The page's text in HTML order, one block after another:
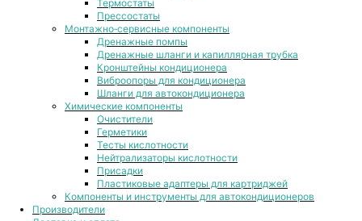
Термостаты
Прессостаты
Монтажно‑сервисные компоненты
Дренажные помпы
Дренажные шланги и капиллярная трубка
Кронштейны кондиционера
Виброопоры для кондиционера
Шланги для автокондиционера
Химические компоненты
Очистители
Герметики
Тесты кислотности
Нейтрализаторы кислотности
Присадки
Пластиковые адаптеры для картриджей
Компоненты и инструменты для автокондиционеров
Производители